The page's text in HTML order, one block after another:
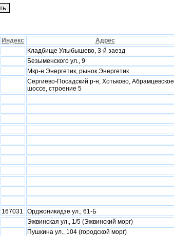
Индекс Адрес
Кладбище Улыбышево, 3-й заезд
Безыменского ул., 9
Мкр-н Энергетик, рынок Энергетик
Сергиево-Посадский р-н, Хотьково, Абрамцевское
шоссе, строение 5
167031 Орджоникидзе ул., 61-Б
Эжвинская ул., 1/5 (Эжвинский морг)
Пушкина ул., 104 (городской морг)